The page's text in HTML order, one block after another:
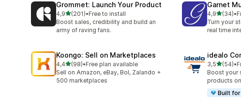
Grommet: Launch Your Product
4,95 yıldız üzerinden
(201)
toplam 201 değerlendirme
•Free to install
Boost sales, credibility and build an
army of raving fans.
Garnet
4,95 yıldız
(34)
toplam 34•
Turn your
real time
Koongo: Sell on Marketplaces
4,45 yıldız üzerinden
(98)
toplam 98 değerlendirme
•Free plan available
Sell on Amazon, eBay, Bol, Zalando +
500 marketplaces
idealo
3,55 yıldız
(54)
toplam 54•
Boost your
products
Built